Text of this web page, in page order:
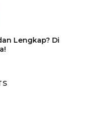
Lengkap? Di